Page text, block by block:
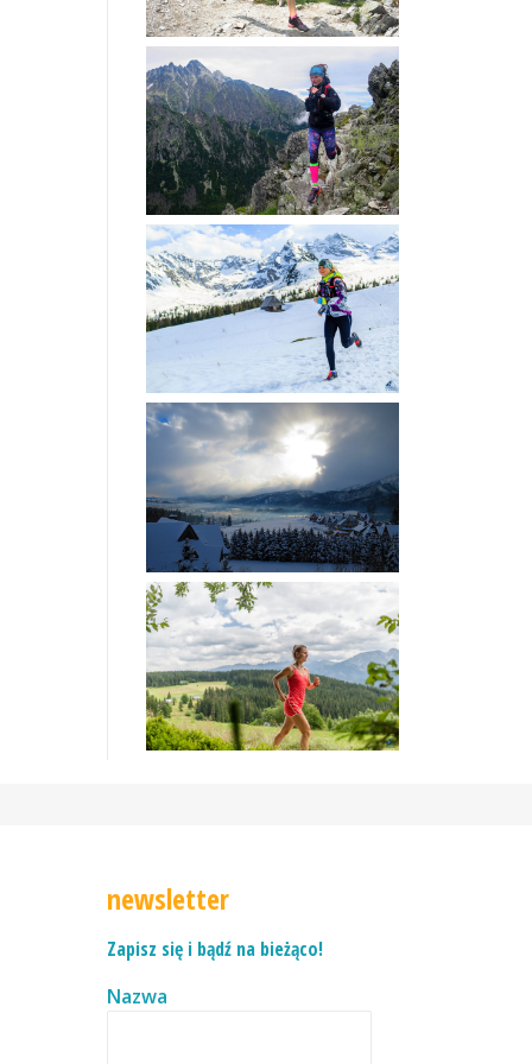
newsletter
Zapisz się i bądź na bieżąco!
Nazwa